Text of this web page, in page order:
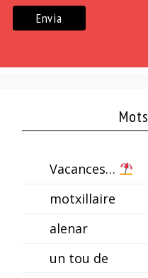
Vacances…
motxillaire
alenar
un tou de